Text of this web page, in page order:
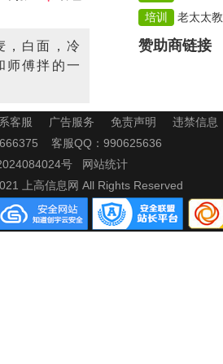
，白面，冷
师傅拌的一
培训 老太太
赞助商链接
客服 广告服务 免责声明
违禁信息
客服QQ： 990625636
号
网站统计
上高信息网 All Rights Reserved